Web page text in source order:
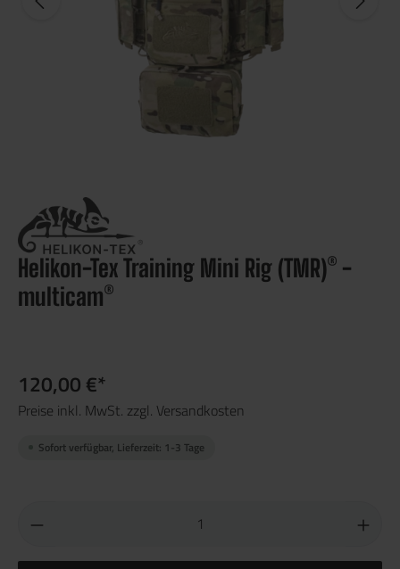
Helikon-Tex Training Mini Rig (TMR)® -
multicam®
120,00 €*
Preise inkl. MwSt. zzgl. Versandkosten
Sofort verfügbar, Lieferzeit: 1-3 Tage